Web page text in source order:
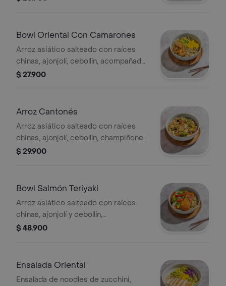
Bowl Oriental Con Camarones
Arroz asiático salteado con raíces
chinas, ajonjolí, cebollín, acompañado
de camarones chilli garlic, edamame
$ 27.900
Arroz Cantonés
Arroz asiático salteado con raíces
chinas, ajonjolí, cebollín, champiñones,
acompañado de pollo parrillado y
$ 29.900
Bowl Salmón Teriyaki
Arroz asiático salteado con raíces
chinas, ajonjolí y cebollín,
acompañado con salmón teriyaki y
$ 48.900
Ensalada Oriental
Ensalada de noodles de zucchini,